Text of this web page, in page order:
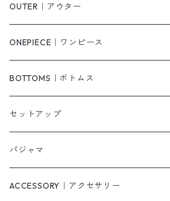
Tシャツ/カットソー
シャツ/ブラウス
ベスト/チョッキ
タンクトップ/キャミソール
スウェット/パーカー
ニット/セーター
OUTER｜アウター
ジャケット/ブルゾン
コート
カーディガン
ダウンコート
その他
ONEPIECE｜ワンピース
柄
無地
ニットワンピース
ロングワンピース
BOTTOMS｜ボトムス
パンツ・デニム
ショートパンツ
スカート
セットアップ
パジャマ
ACCESSORY｜アクセサリー